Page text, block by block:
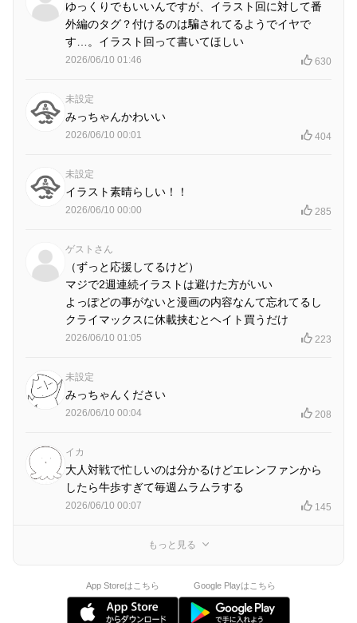
ゆっくりでもいいんですが、イラスト回に対して番
外編のタグ？付けるのは騙されてるようでイヤで
す…。イラスト回って書いてほしい
2026/06/10 01:46 630
未設定
みっちゃんかわいい
2026/06/10 00:01 404
未設定
イラスト素晴らしい！！
2026/06/10 00:00 285
ゲストさん
（ずっと応援してるけど）
マジで2週連続イラストは避けた方がいい
よっぽどの事がないと漫画の内容なんて忘れてるし
クライマックスに休載挟むとヘイト買うだけ
2026/06/10 01:05 223
未設定
みっちゃんください
2026/06/10 00:04 208
イカ
大人対戦で忙しいのは分かるけどエレンファンから
したら牛歩すぎて毎週ムラムラする
2026/06/10 00:07 145
もっと見る
App Storeはこちら Google Playはこちら